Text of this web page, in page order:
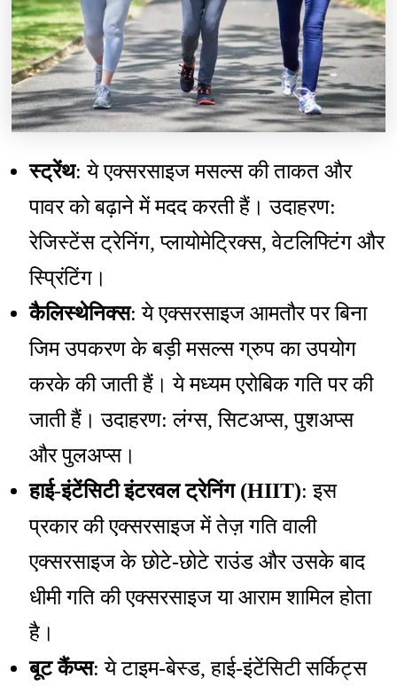
स्ट्रेंथ: ये एक्सरसाइज मसल्स की ताकत और
पावर को बढ़ाने में मदद करती हैं। उदाहरण:
रेजिस्टेंस ट्रेनिंग, प्लायोमेट्रिक्स, वेटलिफ्टिंग और
स्प्रिंटिंग।
कैलिस्थेनिक्स: ये एक्सरसाइज आमतौर पर बिना
जिम उपकरण के बड़ी मसल्स ग्रुप का उपयोग
करके की जाती हैं। ये मध्यम एरोबिक गति पर की
जाती हैं। उदाहरण: लंग्स, सिटअप्स, पुशअप्स
और पुलअप्स।
हाई-इंटेंसिटी इंटरवल ट्रेनिंग (HIIT): इस
प्रकार की एक्सरसाइज में तेज़ गति वाली
एक्सरसाइज के छोटे-छोटे राउंड और उसके बाद
धीमी गति की एक्सरसाइज या आराम शामिल होता
है।
बूट कैंप्स: ये टाइम-बेस्ड, हाई-इंटेंसिटी सर्किट्स